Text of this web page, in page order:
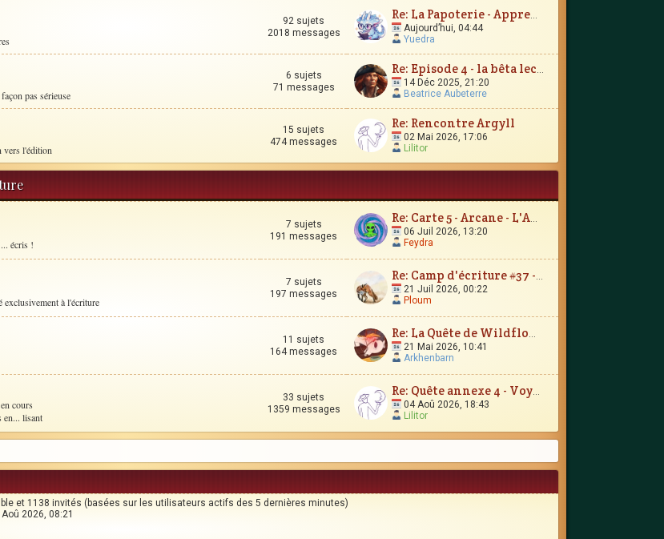
92 sujets
2018 messages
Re: La Papoterie - Apprendre en publiant en ligne ?
Aujourd’hui, 04:44
Yuedra
pas sérieuse
6 sujets
71 messages
Re: Episode 4 - la bêta lecture
14 Déc 2025, 21:20
Beatrice Aubeterre
vers l'édition
15 sujets
474 messages
Re: Rencontre Argyll
02 Mai 2026, 17:06
Lilitor
écris !
7 sujets
191 messages
Re: Carte 5 - Arcane - L'Amour Immortel
06 Juil 2026, 13:20
Feydra
à l'écriture
7 sujets
197 messages
Re: Camp d'écriture #37 - Le Trésor d'Encrépine
21 Juil 2026, 00:22
Ploum
11 sujets
164 messages
Re: La Quête de Wildflower et JunimarionH
21 Mai 2026, 10:41
Arkhenbarn
cours
en... lisant
33 sujets
1359 messages
Re: Quête annexe 4 - Voyages et contrées lointaines
04 Aoû 2026, 18:43
Lilitor
et 1138 invités (basées sur les utilisateurs actifs des 5 dernières minutes)
2026, 08:21